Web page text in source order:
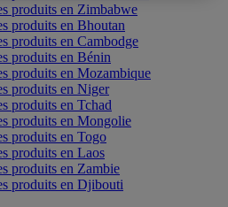
produits en Zimbabwe
produits en Bhoutan
produits en Cambodge
produits en Bénin
produits en Mozambique
produits en Niger
produits en Tchad
produits en Mongolie
produits en Togo
produits en Laos
produits en Zambie
produits en Djibouti